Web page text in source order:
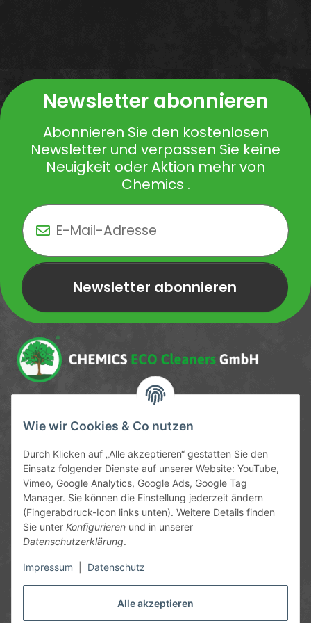
Alle akzeptieren
Wie wir Cookies & Co nutzen
Durch Klicken auf „Alle akzeptieren“ gestatten Sie den
Einsatz folgender Dienste auf unserer Website: YouTube,
Vimeo, Google Analytics, Google Ads, Google Tag
Manager. Sie können die Einstellung jederzeit ändern
(Fingerabdruck-Icon links unten). Weitere Details finden
Sie unter Konfigurieren und in unserer
Datenschutzerklärung.
Impressum Datenschutz
Newsletter abonnieren
Abonnieren Sie den kostenlosen
Newsletter und verpassen Sie keine
Neuigkeit oder Aktion mehr von
Chemics .
Newsletter abonnieren
Newsletter Newsletter abonnieren
Service-Hotline
09372 / 70 80 90
Mo-Fr, 09:00-12:00 | 13:00-17:00 Uhr
Hinter den Straßenäckern 11-13
63906 Erlenbach
info@chemics.eu